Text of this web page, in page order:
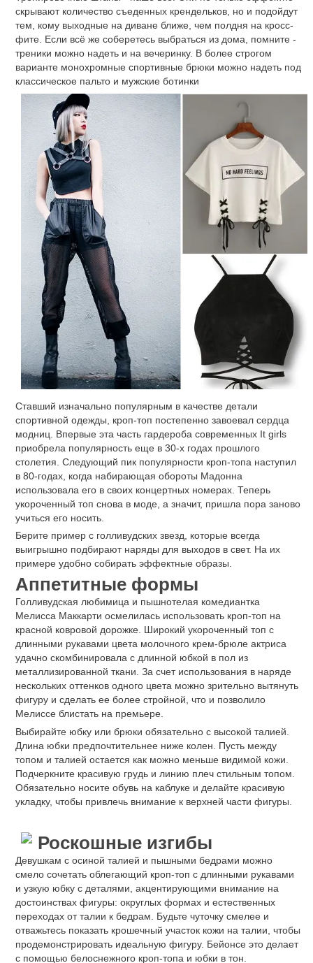
скрывают количество съеденных крендельков, но и подойдут
тем, кому выходные на диване ближе, чем полдня на кросс-
фите. Если всё же соберетесь выбраться из дома, помните -
треники можно надеть и на вечеринку. В более строгом
варианте монохромные спортивные брюки можно надеть под
классическое пальто и мужские ботинки
Ставший изначально популярным в качестве детали
спортивной одежды, кроп-топ постепенно завоевал сердца
модниц. Впервые эта часть гардероба современных It girls
приобрела популярность еще в 30-х годах прошлого
столетия. Следующий пик популярности кроп-топа наступил
в 80-годах, когда набирающая обороты Мадонна
использовала его в своих концертных номерах. Теперь
укороченный топ снова в моде, а значит, пришла пора заново
учиться его носить.
Берите пример с голливудских звезд, которые всегда
выигрышно подбирают наряды для выходов в свет. На их
примере удобно собирать эффектные образы.
Аппетитные формы
Голливудская любимица и пышнотелая комедиантка
Мелисса Маккарти осмелилась использовать кроп-топ на
красной ковровой дорожке. Широкий укороченный топ с
длинными рукавами цвета молочного крем-брюле актриса
удачно скомбинировала с длинной юбкой в пол из
металлизированной ткани. За счет использования в наряде
нескольких оттенков одного цвета можно зрительно вытянуть
фигуру и сделать ее более стройной, что и позволило
Мелиссе блистать на премьере.
Выбирайте юбку или брюки обязательно с высокой талией.
Длина юбки предпочтительнее ниже колен. Пусть между
топом и талией остается как можно меньше видимой кожи.
Подчеркните красивую грудь и линию плеч стильным топом.
Обязательно носите обувь на каблуке и делайте красивую
укладку, чтобы привлечь внимание к верхней части фигуры.
Роскошные изгибы
Девушкам с осиной талией и пышными бедрами можно
смело сочетать облегающий кроп-топ с длинными рукавами
и узкую юбку с деталями, акцентирующими внимание на
достоинствах фигуры: округлых формах и естественных
переходах от талии к бедрам. Будьте чуточку смелее и
отважьтесь показать крошечный участок кожи на талии, чтобы
продемонстрировать идеальную фигуру. Бейонсе это делает
с помощью белоснежного кроп-топа и юбки в тон.